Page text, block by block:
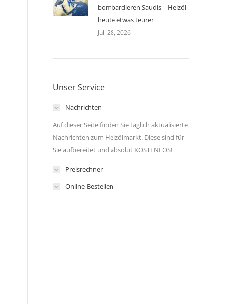
bombardieren Saudis – Heizöl
heute etwas teurer
Juli 28, 2026
Unser Service
Nachrichten
Auf dieser Seite finden Sie täglich aktualisierte
Nachrichten zum Heizölmarkt. Diese sind für
Sie aufbereitet und absolut KOSTENLOS!
Preisrechner
Online-Bestellen